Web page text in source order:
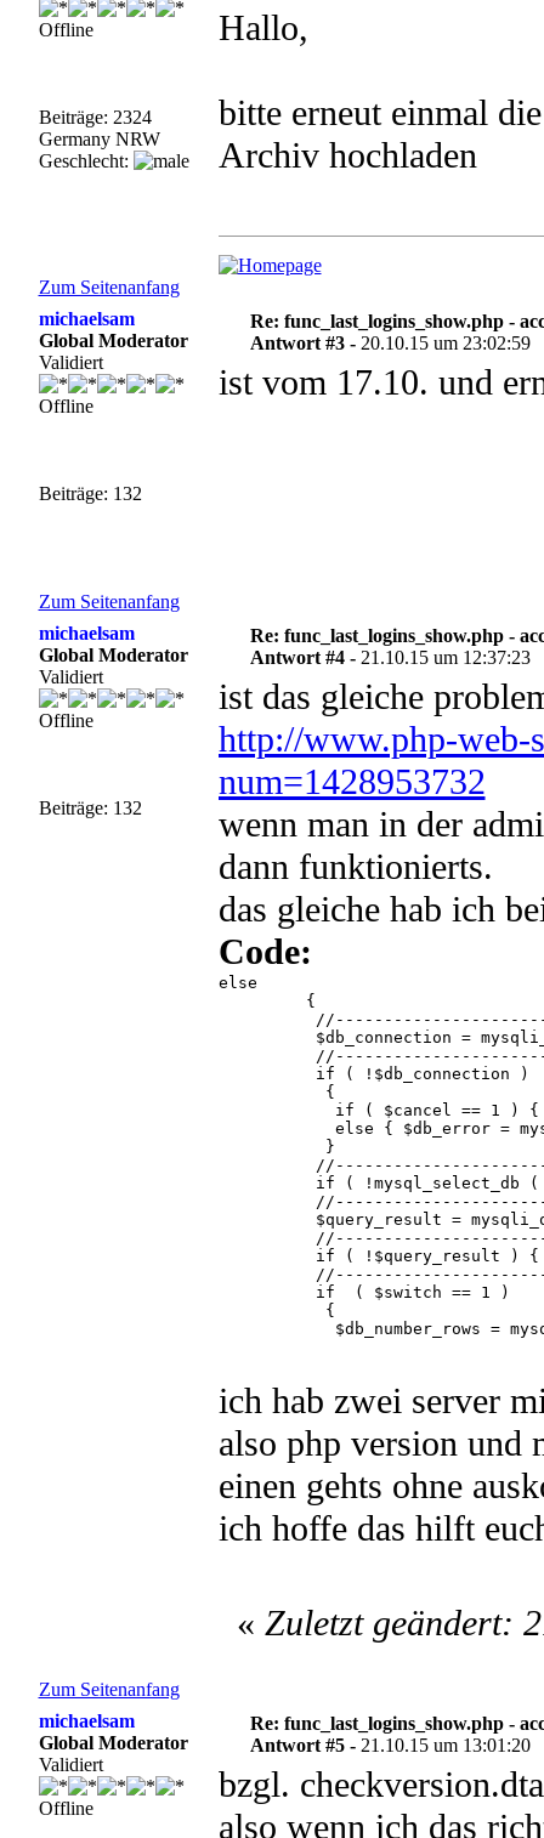
Offline
Beiträge: 2324
Germany NRW
Geschlecht:
Hallo,
bitte erneut einmal
Archiv hochladen
Zum Seitenanfang
michaelsam
Global Moderator
Validiert
Offline
Beiträge: 132
Re: func_last_logins_show.php -
Antwort #3 - 20.10.15 um 23:02:59
ist vom 17.10. und
Zum Seitenanfang
michaelsam
Global Moderator
Validiert
Offline
Beiträge: 132
Re: func_last_logins_show.php -
Antwort #4 - 21.10.15 um 12:37:23
ist das gleiche
http://www.php-web-
num=1428953732
wenn man in der
dann funktionierts.
das gleiche hab ich
Code:
else
         {
$db_connection =
          if ( !$db_connection )
           {
if ( $cancel == 1 )
else { $db_error =
           }
if ( !mysql_select_db
$query_result =
if ( !$query_result )
          if  ( $switch == 1 )
           {
$db_number_rows =
for (
               {
               }
              $db_counter++;
             }
           }
mysqli_close(
ich hab zwei server
also php version und
einen gehts ohne
ich hoffe das hilft
Zum Seitenanfang
« Zuletzt geändert:
michaelsam
Global Moderator
Validiert
Offline
Re: func_last_logins_show.php -
Antwort #5 - 21.10.15 um 13:01:20
bzgl. checkversion.dta
also wenn ich das